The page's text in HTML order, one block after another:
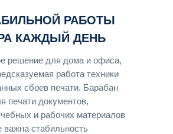
РАБОТЫ
КАЖДЫЙ ДЕНЬ
решение для дома и офиса,
работа техники
сбоев печати. Барабан
печати документов,
и рабочих материалов
важна стабильность